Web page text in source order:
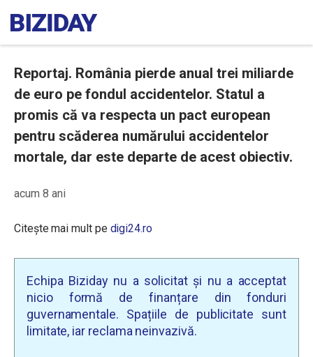
Reportaj. România pierde anual trei miliarde
de euro pe fondul accidentelor. Statul a
promis că va respecta un pact european
pentru scăderea numărului accidentelor
mortale, dar este departe de acest obiectiv.
acum 8 ani
Citește mai mult pe digi24.ro
Echipa Biziday nu a solicitat și nu a acceptat
nicio formă de finanțare din fonduri
guvernamentale. Spațiile de publicitate sunt
limitate, iar reclama neinvazivă.